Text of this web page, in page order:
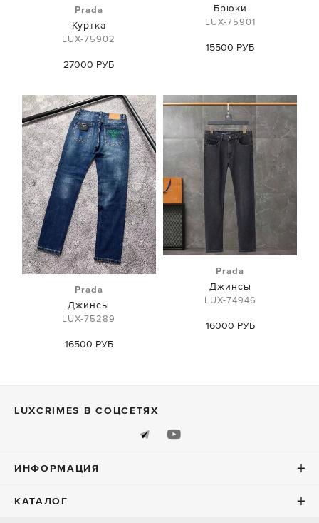
Prada
Куртка
LUX-75902
27000 РУБ
Брюки
LUX-75901
15500 РУБ
Prada
Джинсы
LUX-75289
16500 РУБ
Prada
Джинсы
LUX-74946
16000 РУБ
LUXСRIMES В СОЦСЕТЯХ
ИНФОРМАЦИЯ
КАТАЛОГ